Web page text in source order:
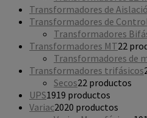
Transformadores de
Transformadores de
Transformadores
Transformadores MT22
Transformadores de
Transformadores trifásicos
Secos22 productos
UPS1919 productos
Variac2020 productos